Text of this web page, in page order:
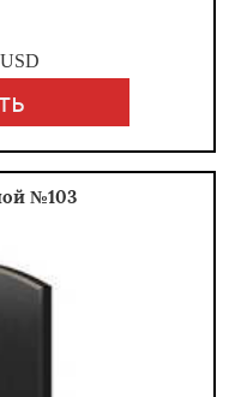
№103